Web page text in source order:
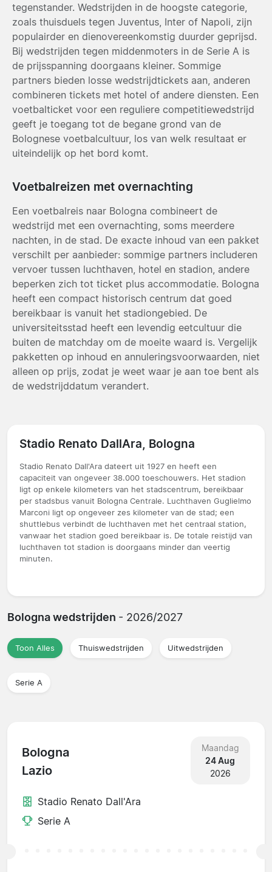
tegenstander. Wedstrijden in de hoogste categorie,
zoals thuisduels tegen Juventus, Inter of Napoli, zijn
populairder en dienovereenkomstig duurder geprijsd.
Bij wedstrijden tegen middenmoters in de Serie A is
de prijsspanning doorgaans kleiner. Sommige
partners bieden losse wedstrijdtickets aan, anderen
combineren tickets met hotel of andere diensten. Een
voetbalticket voor een reguliere competitiewedstrijd
geeft je toegang tot de begane grond van de
Bolognese voetbalcultuur, los van welk resultaat er
uiteindelijk op het bord komt.
Voetbalreizen met overnachting
Een voetbalreis naar Bologna combineert de
wedstrijd met een overnachting, soms meerdere
nachten, in de stad. De exacte inhoud van een pakket
verschilt per aanbieder: sommige partners includeren
vervoer tussen luchthaven, hotel en stadion, andere
beperken zich tot ticket plus accommodatie. Bologna
heeft een compact historisch centrum dat goed
bereikbaar is vanuit het stadiongebied. De
universiteitsstad heeft een levendig eetcultuur die
buiten de matchday om de moeite waard is. Vergelijk
pakketten op inhoud en annuleringsvoorwaarden, niet
alleen op prijs, zodat je weet waar je aan toe bent als
de wedstrijddatum verandert.
Stadio Renato DallAra, Bologna
Stadio Renato Dall'Ara dateert uit 1927 en heeft een
capaciteit van ongeveer 38.000 toeschouwers. Het stadion
ligt op enkele kilometers van het stadscentrum, bereikbaar
per stadsbus vanuit Bologna Centrale. Luchthaven Guglielmo
Marconi ligt op ongeveer zes kilometer van de stad; een
shuttlebus verbindt de luchthaven met het centraal station,
vanwaar het stadion goed bereikbaar is. De totale reistijd van
luchthaven tot stadion is doorgaans minder dan veertig
minuten.
Bologna wedstrijden - 2026/2027
Toon Alles Thuiswedstrijden Uitwedstrijden
Serie A
Bologna
Lazio
Maandag
24 Aug
2026
Stadio Renato Dall'Ara
Serie A